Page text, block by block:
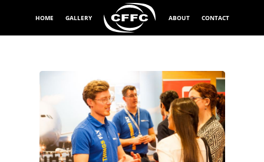
HOME GALLERY ABOUT CONTACT
Exponeringstid
1/80 sek